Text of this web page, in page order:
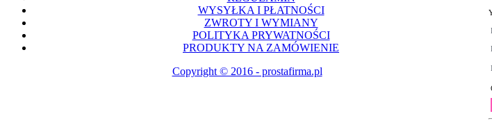
WYSYŁKA I PŁATNOŚCI
ZWROTY I WYMIANY
POLITYKA PRYWATNOŚCI
PRODUKTY NA ZAMÓWIENIE
Copyright © 2016 - prostafirma.pl